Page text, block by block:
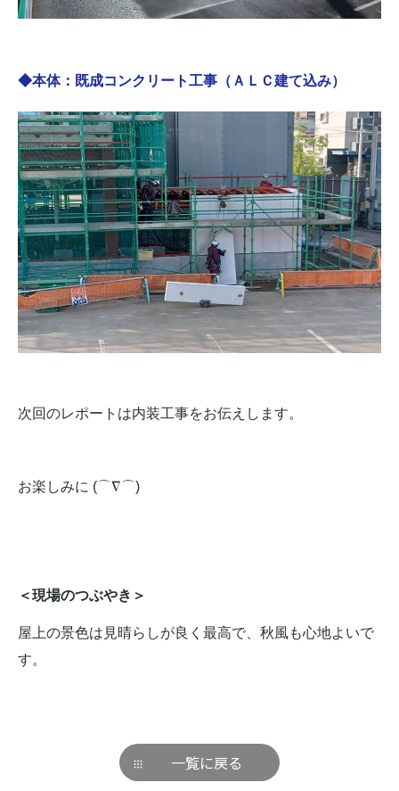
◆本体：既成コンクリート工事（ＡＬＣ建て込み）
次回のレポートは内装工事をお伝えします。
お楽しみに (⌒∇⌒)
＜現場のつぶやき＞
屋上の景色は見晴らしが良く最高で、秋風も心地よいで
す。
一覧に戻る